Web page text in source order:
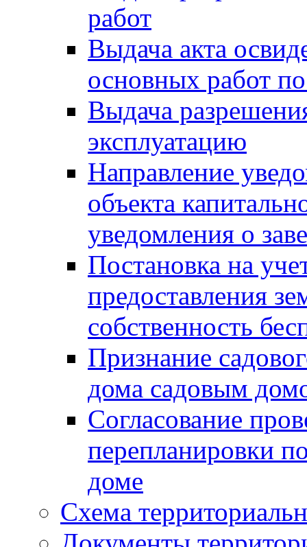
работ
Выдача акта
основных работ
Выдача
эксплуатацию
Направление
объекта
уведомления о
Постановка на
предоставления
собственность
Признание
дома садовым
Согласование
перепланировки
доме
Схема